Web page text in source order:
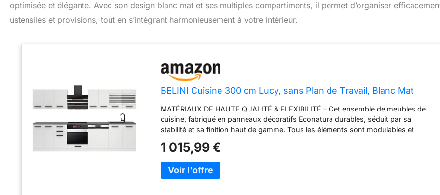
optimisée et élégante. Avec son design blanc mat et ses multiples compartiments, il permet d’organiser
ustensiles et provisions, tout en s’intégrant harmonieusement à votre intérieur.
BELINI Cuisine 300 cm Lucy, sans Plan de Travail, Blanc Mat
MATÉRIAUX DE HAUTE QUALITÉ & FLEXIBILITÉ – Cet ensemble de meubles de
cuisine, fabriqué en panneaux décoratifs Econatura durables, séduit par sa
stabilité et sa finition haut de gamme. Tous les éléments sont modulables et
montage, matériel d’installation ainsi que plans de travail personnalisables selon la
configuration. SYSTÈME NEXUS SILENT & CONFORT – Les tiroirs métalliques
modernes de la gamme Nexus en finition graphite, dotés de la technologie Soft-
Close, assurent une fermeture douce et silencieuse. Complétés par des charnières
1 015,99 €